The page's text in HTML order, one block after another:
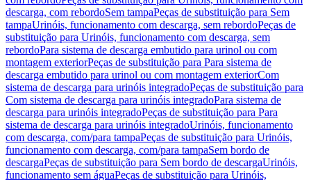
descarga, com rebordoSem tampaPeças de substituição para Sem
tampaUrinóis, funcionamento com descarga, sem rebordoPeças de
substituição para Urinóis, funcionamento com descarga, sem
rebordoPara sistema de descarga embutido para urinol ou com
montagem exteriorPeças de substituição para Para sistema de
descarga embutido para urinol ou com montagem exteriorCom
sistema de descarga para urinóis integradoPeças de substituição para
Com sistema de descarga para urinóis integradoPara sistema de
descarga para urinóis integradoPeças de substituição para Para
sistema de descarga para urinóis integradoUrinóis, funcionamento
com descarga, com/para tampaPeças de substituição para Urinóis,
funcionamento com descarga, com/para tampaSem bordo de
descargaPeças de substituição para Sem bordo de descargaUrinóis,
funcionamento sem águaPeças de substituição para Urinóis,